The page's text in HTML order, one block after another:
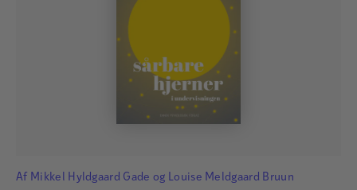
Af Mikkel Hyldgaard Gade og Louise Meldgaard Bruun